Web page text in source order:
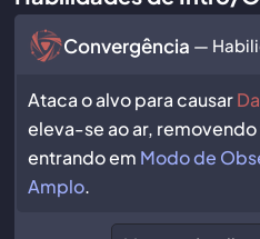
Convergência —
Ataca o alvo para causar
eleva-se ao ar,
entrando em Modo de
Amplo.